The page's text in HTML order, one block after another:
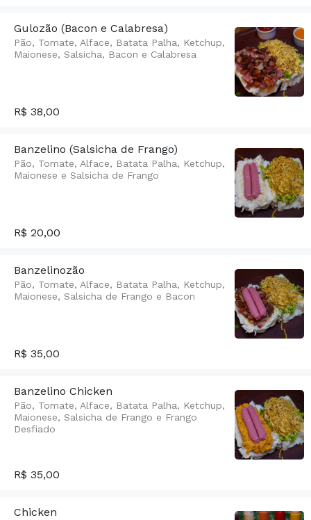
Gulozão (Bacon e Calabresa)
Pão, Tomate, Alface, Batata Palha, Ketchup,
Maionese, Salsicha, Bacon e Calabresa
R$ 38,00
Banzelino (Salsicha de Frango)
Pão, Tomate, Alface, Batata Palha, Ketchup,
Maionese e Salsicha de Frango
R$ 20,00
Banzelinozão
Pão, Tomate, Alface, Batata Palha, Ketchup,
Maionese, Salsicha de Frango e Bacon
R$ 35,00
Banzelino Chicken
Pão, Tomate, Alface, Batata Palha, Ketchup,
Maionese, Salsicha de Frango e Frango
Desfiado
R$ 35,00
Chicken